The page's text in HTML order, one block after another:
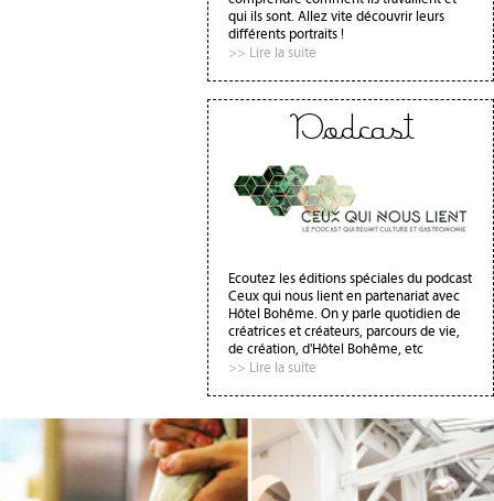
qui ils sont. Allez vite découvrir leurs
différents portraits !
>> Lire la suite
Podcast
Ecoutez les éditions spéciales du podcast
Ceux qui nous lient en partenariat avec
Hôtel Bohême. On y parle quotidien de
créatrices et créateurs, parcours de vie,
de création, d'Hôtel Bohême, etc
>> Lire la suite